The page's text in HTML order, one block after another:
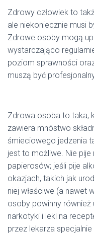
Zdrowy człowiek to
ale niekoniecznie musi
Zdrowe osoby mogą
wystarczająco
poziom sprawności
muszą być
Zdrowa osoba to taka,
zawiera mnóstwo
śmieciowego jedzenia
jest to możliwe. Nie pije
papierosów; jeśli pije
okazjach, takich jak
niej właściwe (a nawet
osoby powinny również
narkotyki i leki na
przez lekarza